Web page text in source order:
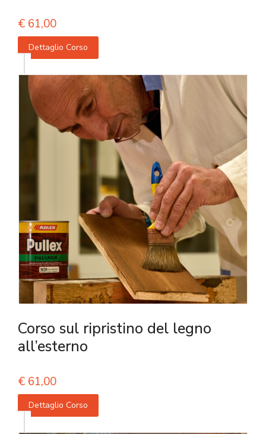
€ 61,00
Dettaglio Corso
Corso sul ripristino del legno
all’esterno
€ 61,00
Dettaglio Corso